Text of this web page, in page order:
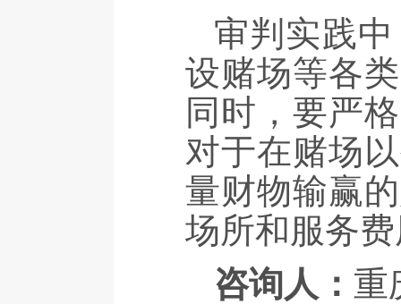
审判实践
设赌场等各
同时，要严
对于在赌场
量财物输赢
场所和服务
咨询人： 重